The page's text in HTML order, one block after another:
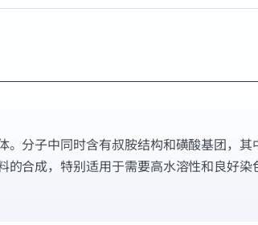
分子中同时含有叔胺结构和磺酸基团，
合成，特别适用于需要高水溶性和良好